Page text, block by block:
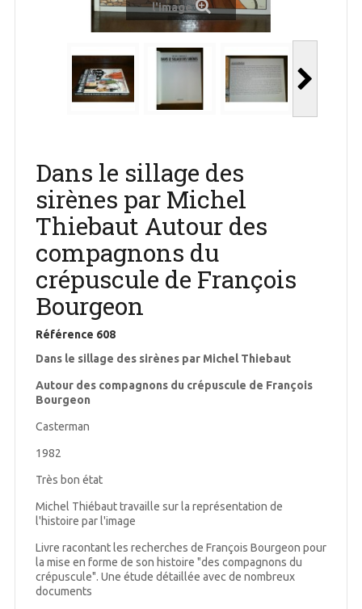
l'image
Dans le sillage des
sirènes par Michel
Thiebaut Autour des
compagnons du
crépuscule de François
Bourgeon
Référence 608
Dans le sillage des sirènes par Michel Thiebaut
Autour des compagnons du crépuscule de François
Bourgeon
Casterman
1982
Très bon état
Michel Thiébaut travaille sur la représentation de
l'histoire par l'image
Livre racontant les recherches de François Bourgeon pour
la mise en forme de son histoire "des compagnons du
crépuscule". Une étude détaillée avec de nombreux
documents